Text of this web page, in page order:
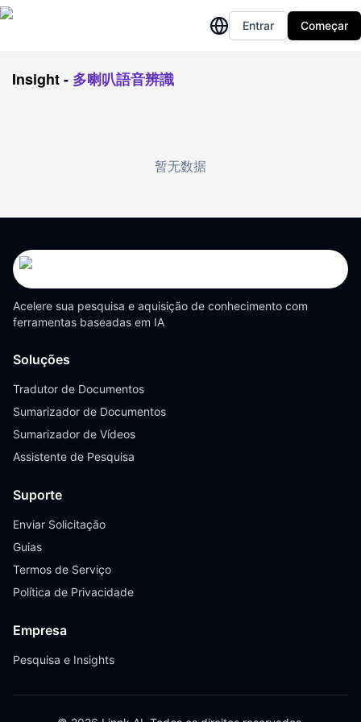
Entrar Começar
Insight- 多喇叭語音辨識
暂无数据
Acelere sua pesquisa e aquisição de conhecimento com
ferramentas baseadas em IA
Soluções
Tradutor de Documentos
Sumarizador de Documentos
Sumarizador de Vídeos
Assistente de Pesquisa
Suporte
Enviar Solicitação
Guias
Termos de Serviço
Política de Privacidade
Empresa
Pesquisa e Insights